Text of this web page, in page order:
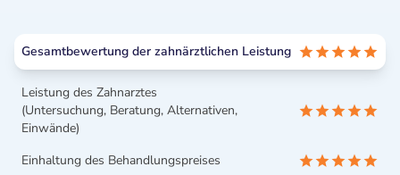
Gesamtbewertung der zahnärztlichen Leistung
Leistung des Zahnarztes
(Untersuchung, Beratung, Alternativen,
Einwände)
Einhaltung des Behandlungspreises